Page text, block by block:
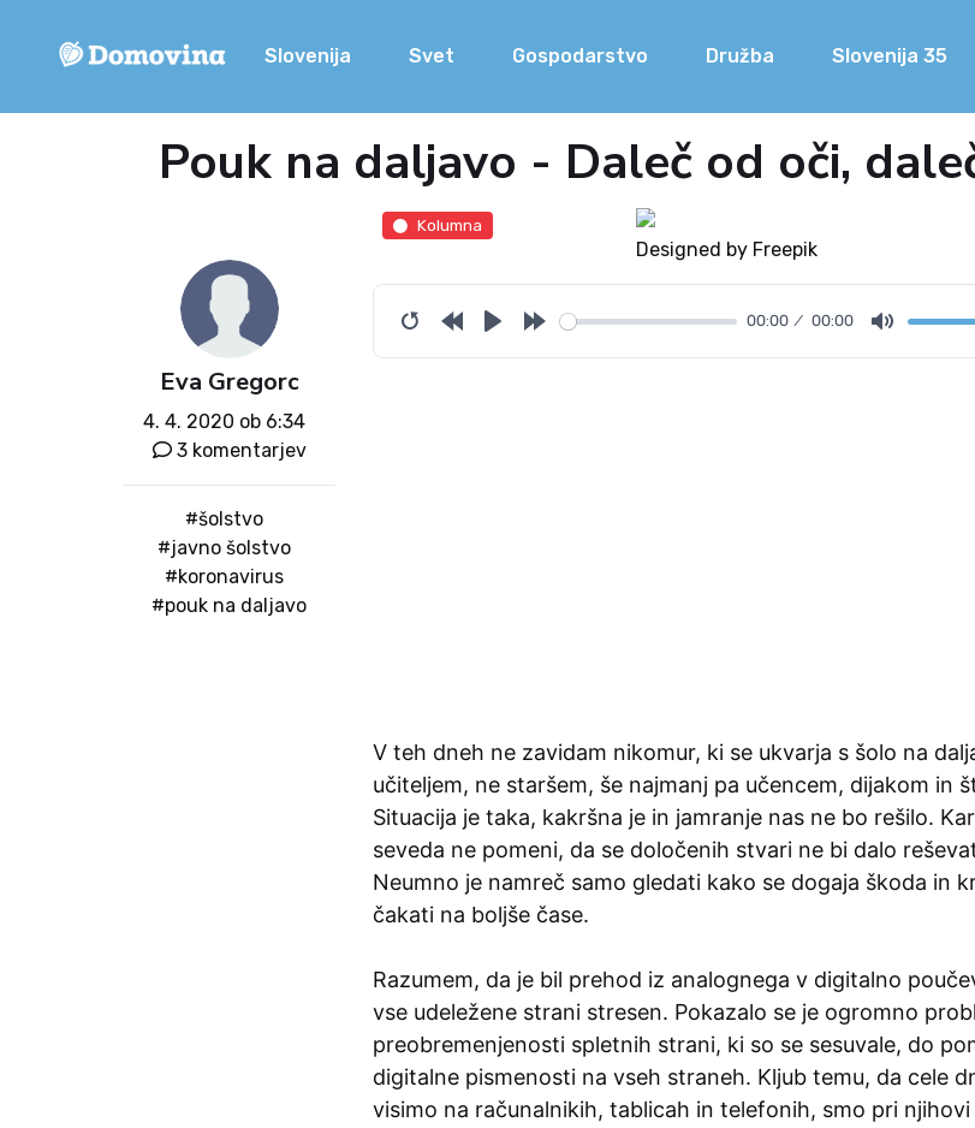
Slovenija Svet Gospodarstvo Družba Slovenija 35
Pouk na daljavo - Daleč od oči,
Eva Gregorc
4. 4. 2020 ob 6:34
3 komentarjev
#šolstvo
#javno šolstvo
#koronavirus
#pouk na daljavo
Designed by Freepik
Kolumna
00:00 00:00
V teh dneh ne zavidam nikomur, ki se ukvarja s šolo na
učiteljem, ne staršem, še najmanj pa učencem, dijakom in
Situacija je taka, kakršna je in jamranje nas ne bo rešilo.
seveda ne pomeni, da se določenih stvari ne bi dalo
Neumno je namreč samo gledati kako se dogaja škoda in
čakati na boljše čase.
Razumem, da je bil prehod iz analognega v digitalno
vse udeležene strani stresen. Pokazalo se je ogromno
preobremenjenosti spletnih strani, ki so se sesuvale, do
digitalne pismenosti na vseh straneh. Kljub temu, da cele
visimo na računalnikih, tablicah in telefonih, smo pri